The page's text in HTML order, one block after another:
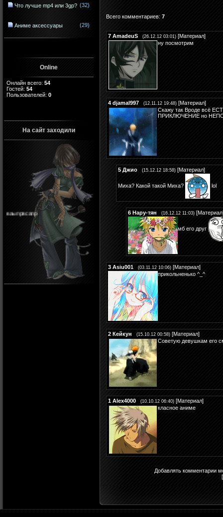
Что лучше mp4 или 3gp? (32)
Аниме аксессуары (29)
Online
Онлайн всего: 54
Гостей: 54
Пользователей: 0
На сайт заходили
ваыпрвсапр
Всего комментариев: 7
7 AmadeuS (26.12.12 03:01) [Материал]
ну посмотрим
4 djamal997 (12.11.12 19:48) [Материал]
Скажу так Вроде всё
ПРИКЛЮЧЕНИЕ но
5 Джио (15.12.12 18:58) [Материал]
Миха? Какой такой Миха? lol
6 Нару-тян (16.12.12 11:03) [Материал
мб его друг
3 Asiu001 (03.11.12 10:06) [Материал]
прикольненько ^_^
2 Кейкун (15.10.12 00:58) [Материал]
Советую девушкам его
1 Alex4000 (10.10.12 06:40) [Материал]
класное аниме
Добавлять комментарии